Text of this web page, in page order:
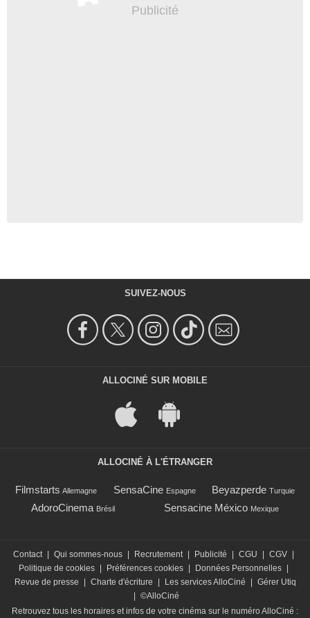
SUIVEZ-NOUS
ALLOCINÉ SUR MOBILE
ALLOCINÉ À L'ÉTRANGER
Filmstarts Allemagne SensaCine Espagne Beyazperde Turquie
AdoroCinema Brésil Sensacine México Mexique
Contact Qui sommes-nous Recrutement Publicité CGU CGV
Politique de cookies
Préférences cookies Données Personnelles
Revue de presse
Charte d'écriture Les services AlloCiné
Gérer Utiq
©AlloCiné
Retrouvez tous les horaires et infos de votre cinéma sur le numéro AlloCiné :